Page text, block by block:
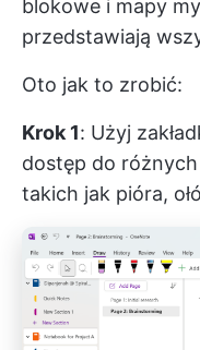
blokowe i mapy
przedstawiają
Oto jak to zrobić:
Krok 1: Użyj
dostęp do
takich jak pióra,